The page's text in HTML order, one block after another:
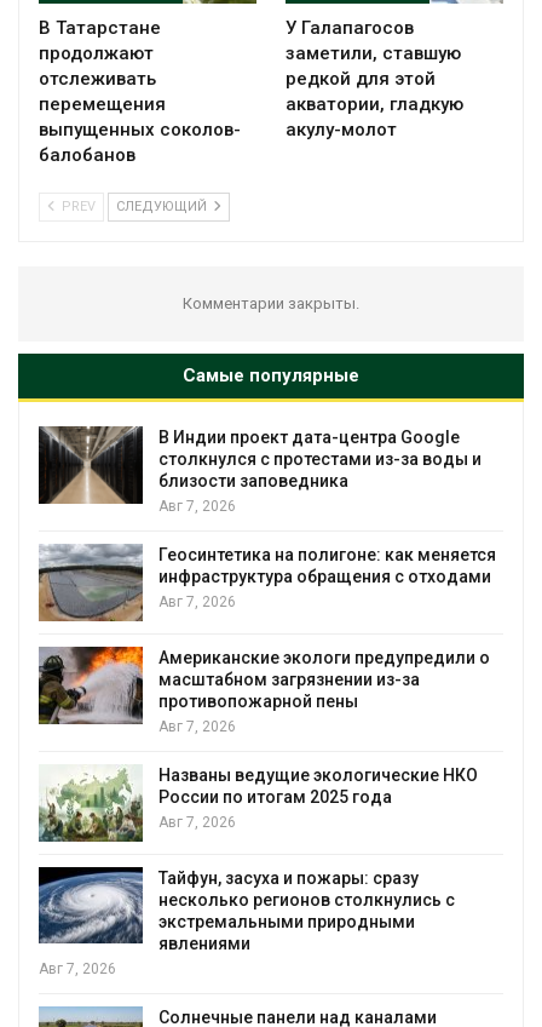
В Татарстане
продолжают
отслеживать
перемещения
выпущенных соколов-
балобанов
У Галапагосов
заметили, ставшую
редкой для этой
акватории, гладкую
акулу-молот
PREV СЛЕДУЮЩИЙ
Комментарии закрыты.
Самые популярные
В Индии проект дата-центра Google
столкнулся с протестами из-за воды и
близости заповедника
Авг 7, 2026
Геосинтетика на полигоне: как меняется
инфраструктура обращения с отходами
Авг 7, 2026
Американские экологи предупредили о
масштабном загрязнении из-за
противопожарной пены
Авг 7, 2026
Названы ведущие экологические НКО
России по итогам 2025 года
Авг 7, 2026
Тайфун, засуха и пожары: сразу
несколько регионов столкнулись с
экстремальными природными
явлениями
Солнечные панели над каналами